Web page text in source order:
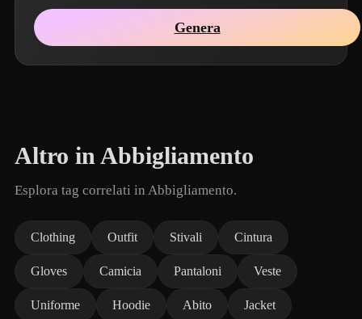
Genera
Altro in Abbigliamento
Esplora tag correlati in Abbigliamento.
Clothing Outfit Stivali Cintura
Gloves Camicia Pantaloni Veste
Uniforme Hoodie Abito Jacket